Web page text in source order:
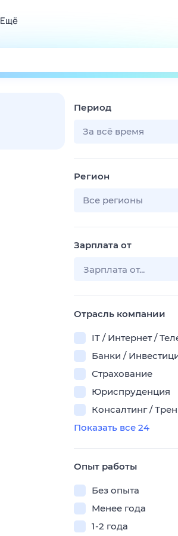
Ещё
Поиск
ТВ-программа
Период
За всё время
Регион
Все регионы
Зарплата от
Отрасль компании
IT / Интернет /
Банки /
Страхование
Юриспруденция
Консалтинг /
Показать все 24
Опыт работы
Без опыта
Менее года
1-2 года